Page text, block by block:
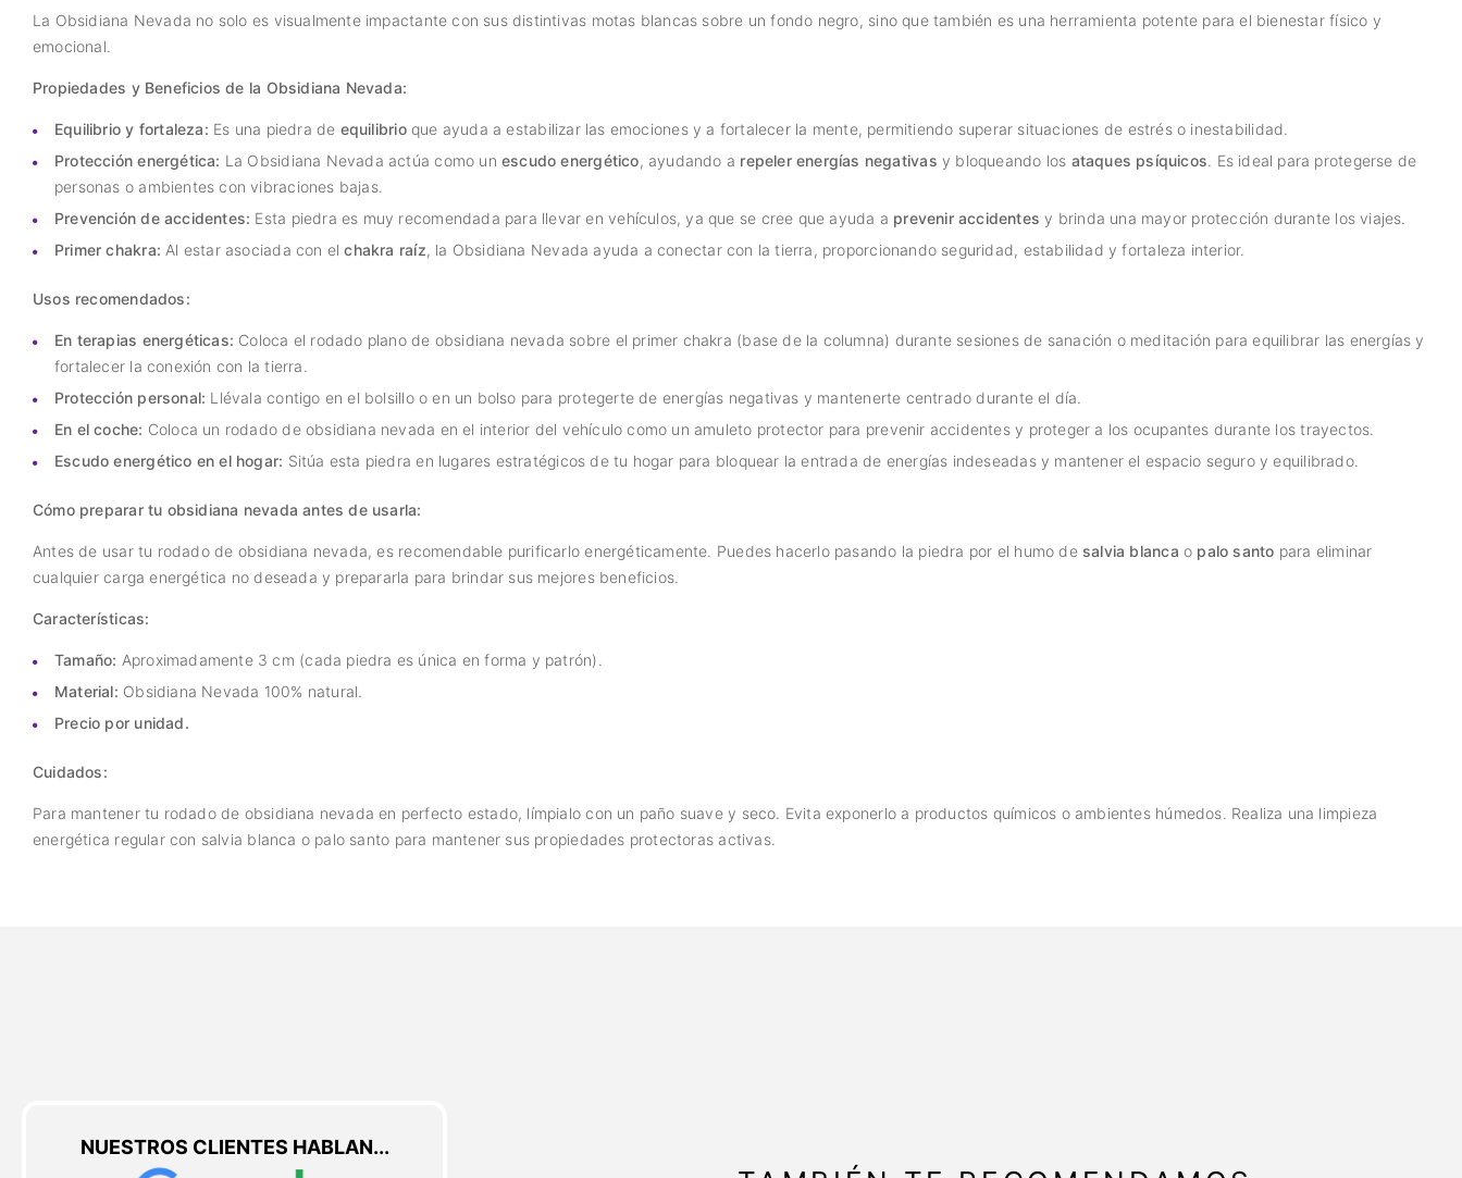
La Obsidiana Nevada no solo es visualmente impactante con sus distintivas motas blancas sobre un fondo negro, sino que también es una herramienta potente para el bienestar físico y
emocional.
Propiedades y Beneficios de la Obsidiana Nevada:
Equilibrio y fortaleza: Es una piedra de equilibrioque ayuda a estabilizar las emociones y a fortalecer la mente, permitiendo superar situaciones de estrés o inestabilidad.
Protección energética: La Obsidiana Nevada actúa como un escudo energético, ayudando a repeler energías negativas y bloqueando los ataques psíquicos. Es ideal para protegerse de
personas o ambientes con vibraciones bajas.
Prevención de accidentes: Esta piedra es muy recomendada para llevar en vehículos, ya que se cree que ayuda a prevenir accidentes y brinda una mayor protección durante los viajes.
Primer chakra: Al estar asociada con elchakra raíz, la Obsidiana Nevada ayuda a conectar con la tierra, proporcionando seguridad, estabilidad y fortaleza interior.
Usos recomendados:
En terapias energéticas: Coloca el rodado plano de obsidiana nevada sobre el primer chakra (base de la columna) durante sesiones de sanación o meditación para equilibrar las energías y
fortalecer la conexión con la tierra.
Protección personal: Llévala contigo en el bolsillo o en un bolso para protegerte de energías negativas y mantenerte centrado durante el día.
En el coche: Coloca un rodado de obsidiana nevada en el interior del vehículo como un amuleto protector para prevenir accidentes y proteger a los ocupantes durante los trayectos.
Escudo energético en el hogar: Sitúa esta piedra en lugares estratégicos de tu hogar para bloquear la entrada de energías indeseadas y mantener el espacio seguro y equilibrado.
Cómo preparar tu obsidiana nevada antes de usarla:
Antes de usar tu rodado de obsidiana nevada, es recomendable purificarlo energéticamente. Puedes hacerlo pasando la piedra por el humo de salvia blanca o palo santo para eliminar
cualquier carga energética no deseada y prepararla para brindar sus mejores beneficios.
Características:
Tamaño: Aproximadamente 3 cm (cada piedra es única en forma y patrón).
Material: Obsidiana Nevada 100% natural.
Precio por unidad.
Cuidados:
Para mantener tu rodado de obsidiana nevada en perfecto estado, límpialo con un paño suave y seco. Evita exponerlo a productos químicos o ambientes húmedos. Realiza una limpieza
energética regular con salvia blanca o palo santo para mantener sus propiedades protectoras activas.
NUESTROS CLIENTES HABLAN...